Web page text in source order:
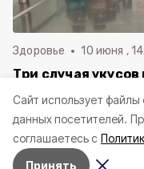
Cайт использует
данных посетителей.
соглашаетесь с
Принять
Здоровье 10 июня ,
Три случая
Белгородской
начала года